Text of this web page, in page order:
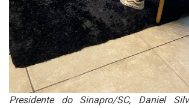
Presidente do Sinapro/SC, Daniel